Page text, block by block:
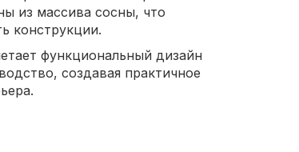
из массива сосны, что
конструкции.
функциональный дизайн
создавая практичное